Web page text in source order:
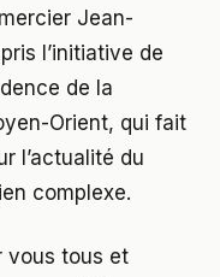
Jean-
l’initiative de
de la
Orient, qui fait
l’actualité du
complexe.
vous tous et